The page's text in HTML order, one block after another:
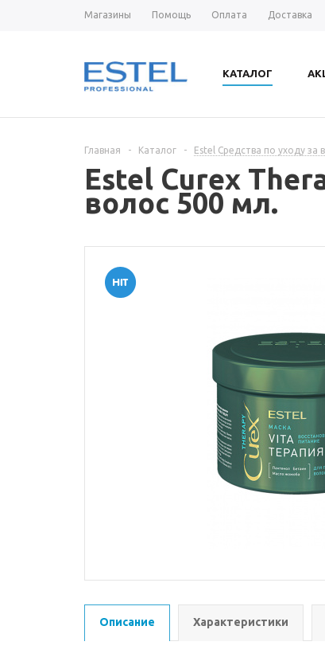
Магазины Помощь Оплата Доставка
КАТАЛОГ
Главная - Каталог - Estel Средства по уходу за
Estel Curex
волос 500 мл.
Описание Характеристики